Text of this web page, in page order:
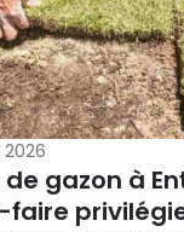
2026
gazon à
faire